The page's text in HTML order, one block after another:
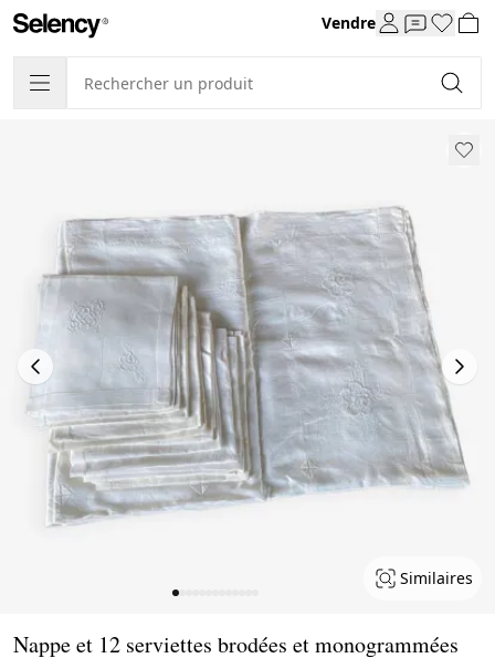
Vendre
Similaires
Nappe et 12 serviettes brodées et monogrammées